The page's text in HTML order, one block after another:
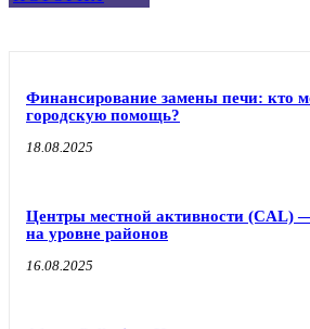
Финансирование замены печи: кто
городскую помощь?
18.08.2025
Центры местной активности (CAL)
на уровне районов
16.08.2025